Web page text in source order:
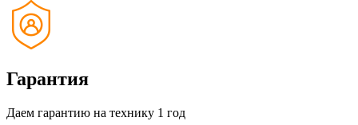
Гарантия
Даем гарантию на технику 1 год